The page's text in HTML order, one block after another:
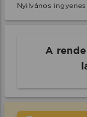
Nyilvános
A